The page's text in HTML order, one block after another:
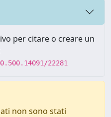
per citare o creare un
22281
non sono stati